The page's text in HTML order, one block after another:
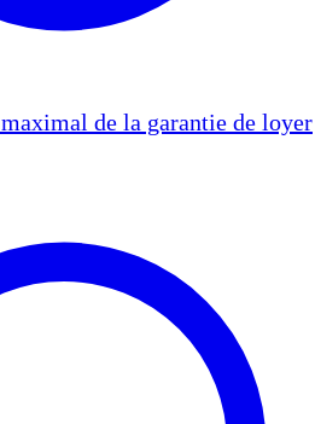
de la garantie de loyer